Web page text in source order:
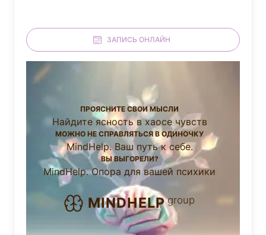
ЗАПИСЬ ОНЛАЙН
ПРОЯСНИТЕ СВОИ МЫСЛИ
Найдите ясность в хаосе чувств
МОЖНО НЕ СПРАВЛЯТЬСЯ В ОДИНОЧКУ
MindHelp. Ваш путь к себе.
ВЫ ВЫГОРЕЛИ?
MindHelp. Опора для вашей психики
MINDHELP group